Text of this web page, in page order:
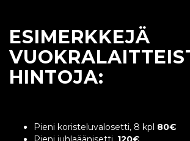
ESIMERKKEJÄ
HINTOJA:
Pieni koristeluvalosetti, 8 kpl 80€